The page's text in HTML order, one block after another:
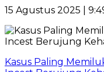
15 Agustus 2025 |
Kasus Paling